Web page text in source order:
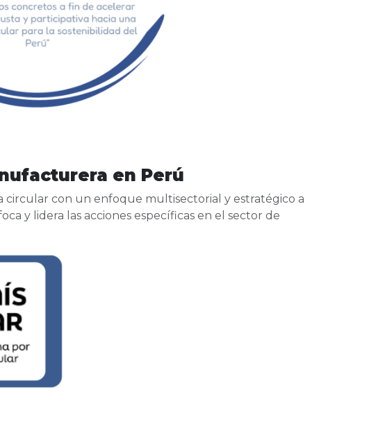
en Perú
circular con un enfoque multisectorial y estratégico a
y lidera las acciones específicas en el sector de